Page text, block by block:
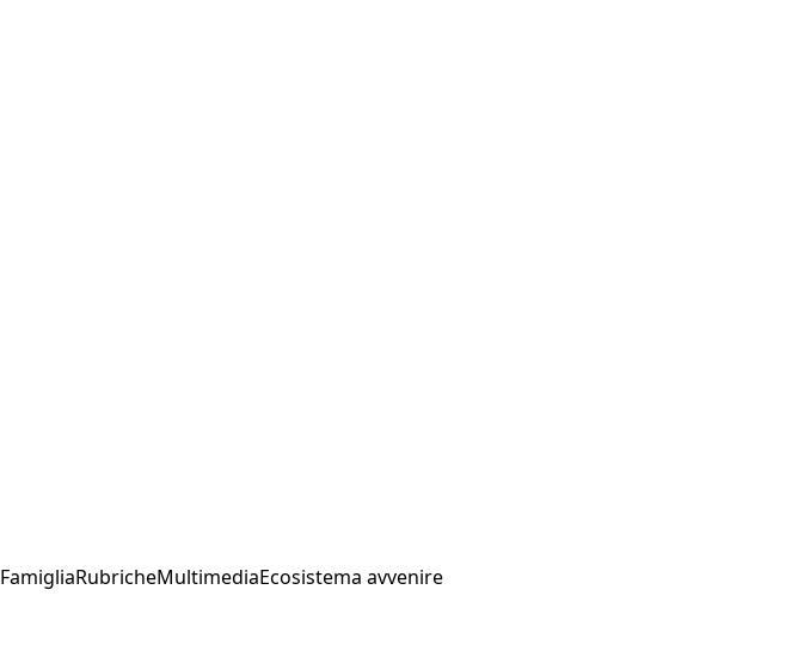
FamigliaRubricheMultimediaEcosistema avvenire